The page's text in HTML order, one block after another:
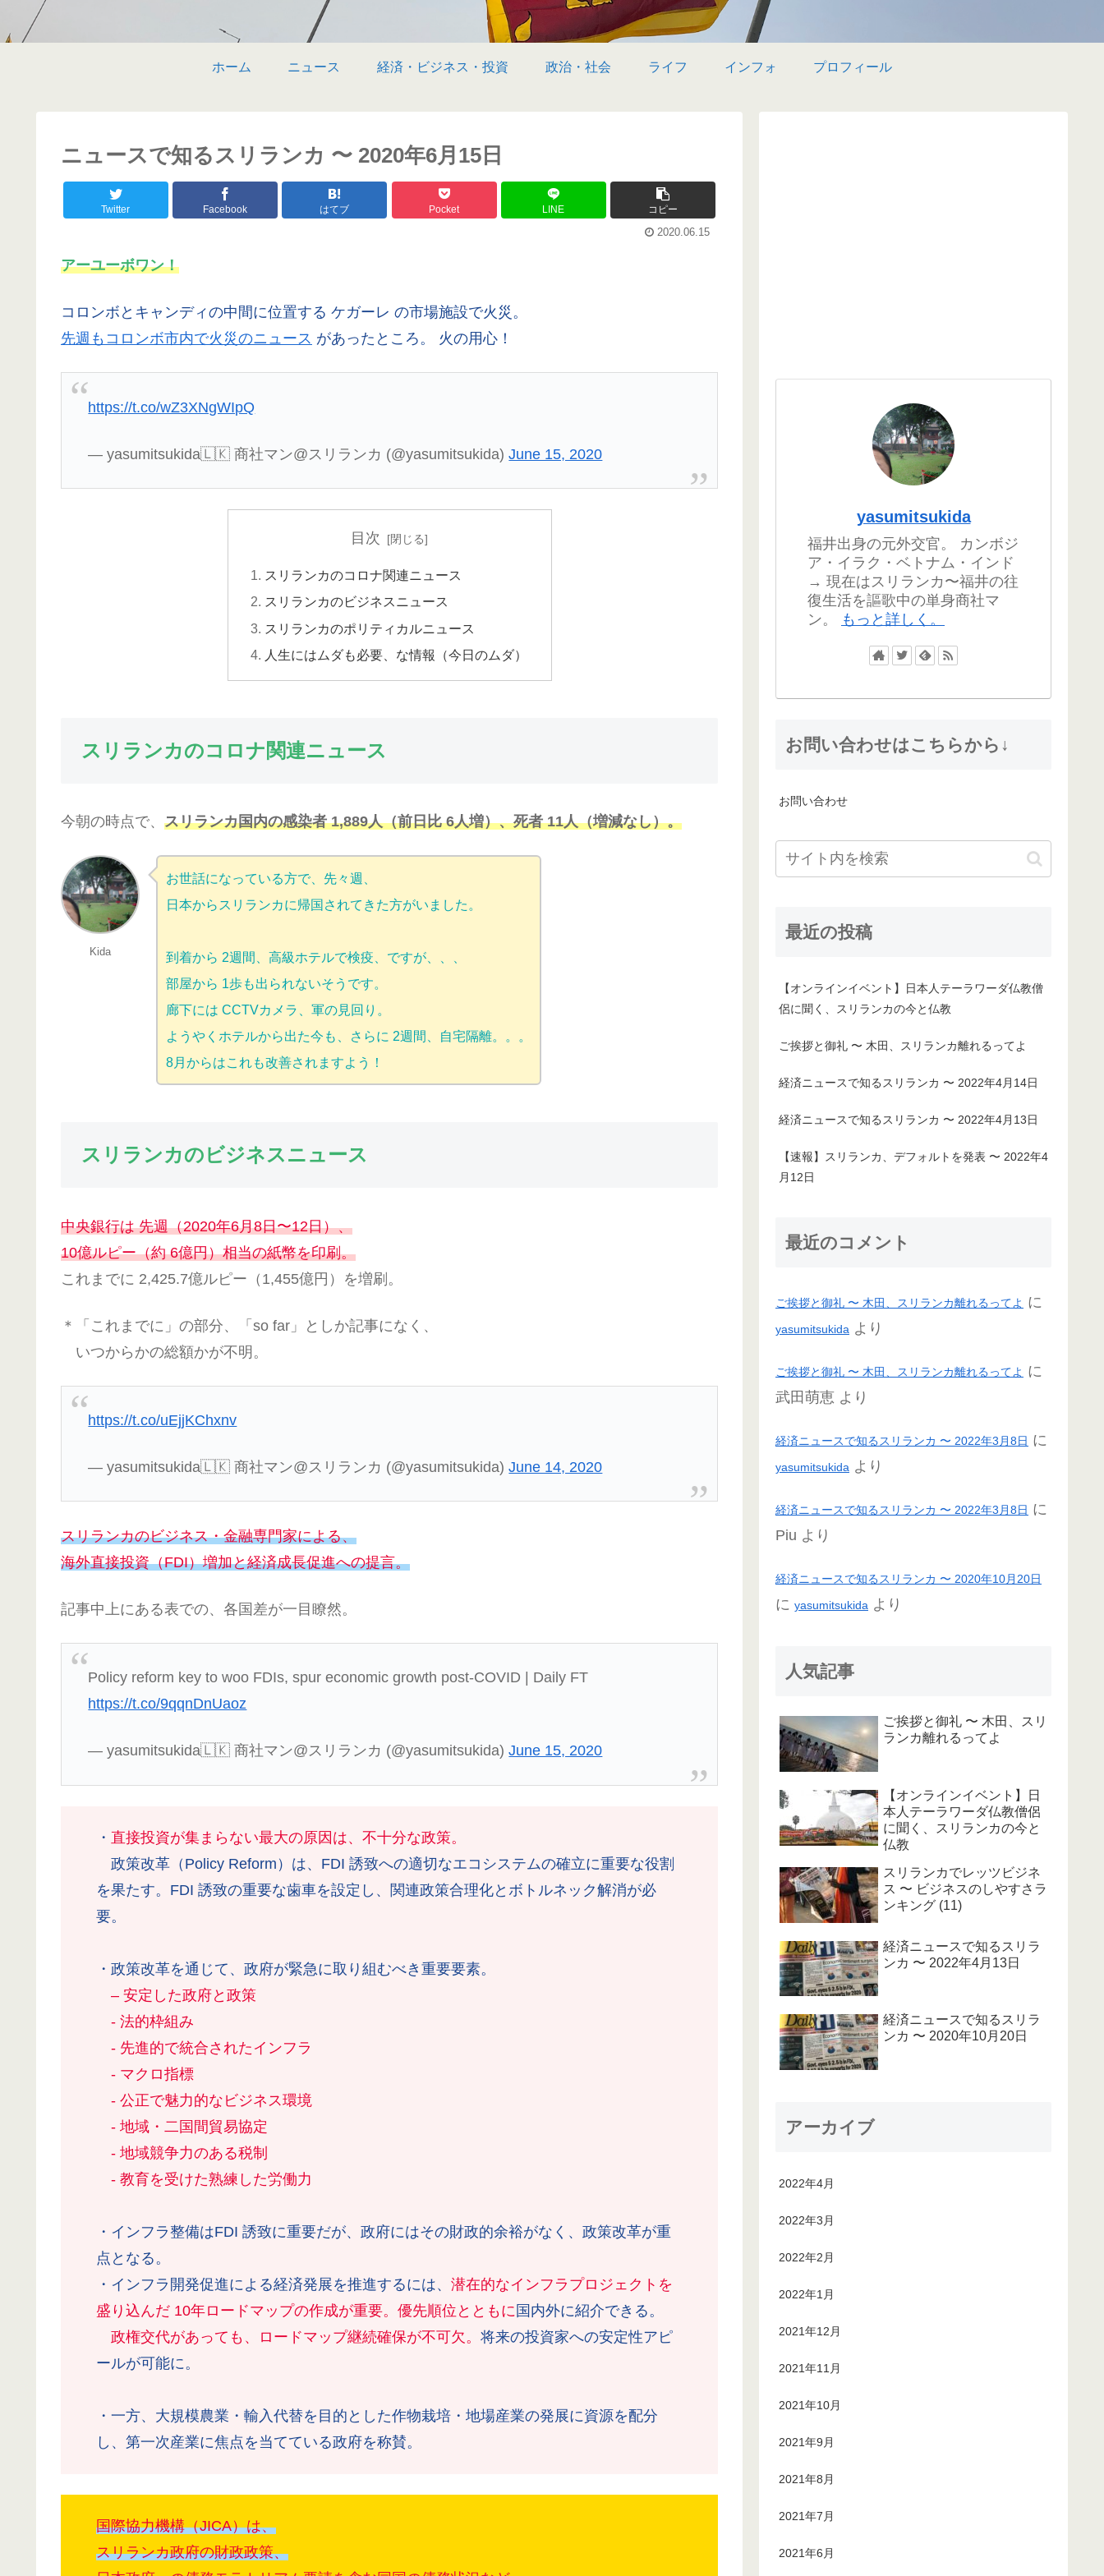
ホーム ニュース 経済・ビジネス・投資 政治・社会 ライフ インフォ プロフィール
ニュースで知るスリランカ 〜 2020年6月15日
Twitter Facebook はてブ Pocket LINE コピー
2020.06.15
アーユーボワン！
コロンボとキャンディの中間に位置する ケガーレ の市場施設で火災。
先週もコロンボ市内で火災のニュース があったところ。 火の用心！
https://t.co/wZ3XNgWIpQ
— yasumitsukida🇱🇰 商社マン@スリランカ (@yasumitsukida)June 15, 2020
目次
スリランカのコロナ関連ニュース
スリランカのビジネスニュース
スリランカのポリティカルニュース
人生にはムダも必要、な情報（今日のムダ）
スリランカのコロナ関連ニュース
今朝の時点で、 スリランカ国内の感染者 1,889人（前日比 6人増）、死者 11人（増減なし）。
Kida
お世話になっている方で、先々週、
日本からスリランカに帰国されてきた方がいました。
到着から 2週間、高級ホテルで検疫、ですが、、、
部屋から 1歩も出られないそうです。
廊下には CCTVカメラ、軍の見回り。
ようやくホテルから出た今も、さらに 2週間、自宅隔離。。。
8月からはこれも改善されますよう！
スリランカのビジネスニュース
中央銀行は 先週（2020年6月8日〜12日）、
10億ルピー（約 6億円）相当の紙幣を印刷。
これまでに 2,425.7億ルピー（1,455億円）を増刷。
＊「これまでに」の部分、「so far」としか記事になく、
いつからかの総額かが不明。
https://t.co/uEjjKChxnv
— yasumitsukida🇱🇰 商社マン@スリランカ (@yasumitsukida)June 14, 2020
スリランカのビジネス・金融専門家による、
海外直接投資（FDI）増加と経済成長促進への提言。
記事中上にある表での、各国差が一目瞭然。
Policy reform key to woo FDIs, spur economic growth post-COVID | Daily FT
https://t.co/9qqnDnUaoz
— yasumitsukida🇱🇰 商社マン@スリランカ (@yasumitsukida)June 15, 2020
・ 直接投資が集まらない最大の原因は、不十分な政策。
政策改革（Policy Reform）は、FDI 誘致への適切なエコシステムの確立に重要な役割
を果たす。FDI 誘致の重要な歯車を設定し、関連政策合理化とボトルネック解消が必
要。
・政策改革を通じて、政府が緊急に取り組むべき重要要素。
– 安定した政府と政策
- 法的枠組み
- 先進的で統合されたインフラ
- マクロ指標
- 公正で魅力的なビジネス環境
- 地域・二国間貿易協定
- 地域競争力のある税制
- 教育を受けた熟練した労働力
・インフラ整備はFDI 誘致に重要だが、政府にはその財政的余裕がなく、政策改革が重
点となる。
・インフラ開発促進による経済発展を推進するには、 潜在的なインフラプロジェクトを
盛り込んだ 10年ロードマップの作成が重要。優先順位とともに 国内外に紹介できる。
政権交代があっても、ロードマップ継続確保が不可欠。 将来の投資家への安定性アピ
ールが可能に。
・一方、大規模農業・輸入代替を目的とした作物栽培・地場産業の発展に資源を配分
し、第一次産業に焦点を当てている政府を称賛。
国際協力機構（JICA）は、
スリランカ政府の財政政策、
yasumitsukida
福井出身の元外交官。 カンボジ
ア・イラク・ベトナム・インド
→ 現在はスリランカ〜福井の往
復生活を謳歌中の単身商社マ
ン。
もっと詳しく。
お問い合わせはこちらから↓
お問い合わせ
最近の投稿
【オンラインイベント】日本人テーラワーダ仏教僧
侶に聞く、スリランカの今と仏教
ご挨拶と御礼 〜 木田、スリランカ離れるってよ
経済ニュースで知るスリランカ 〜 2022年4月14日
経済ニュースで知るスリランカ 〜 2022年4月13日
【速報】スリランカ、デフォルトを発表 〜 2022年4
月12日
最近のコメント
ご挨拶と御礼 〜 木田、スリランカ離れるってよ に
yasumitsukida より
ご挨拶と御礼 〜 木田、スリランカ離れるってよ に
武田萌恵 より
経済ニュースで知るスリランカ 〜 2022年3月8日 に
yasumitsukida より
経済ニュースで知るスリランカ 〜 2022年3月8日 に
Piu より
経済ニュースで知るスリランカ 〜 2020年10月20日
に yasumitsukida より
人気記事
ご挨拶と御礼 〜 木田、スリ
ランカ離れるってよ
【オンラインイベント】日
本人テーラワーダ仏教僧侶
に聞く、スリランカの今と
仏教
スリランカでレッツビジネ
ス 〜 ビジネスのしやすさラ
ンキング (11)
経済ニュースで知るスリラ
ンカ 〜 2022年4月13日
経済ニュースで知るスリラ
ンカ 〜 2020年10月20日
アーカイブ
2022年4月
2022年3月
2022年2月
2022年1月
2021年12月
2021年11月
2021年10月
2021年9月
2021年8月
2021年7月
2021年6月